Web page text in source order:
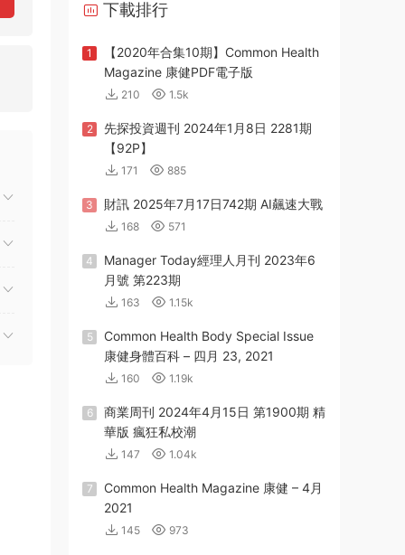
下載排行
1
【2020年合集10期】Common Health
Magazine 康健PDF電子版
210 1.5k
2
先探投資週刊 2024年1月8日 2281期
【92P】
171 885
3 財訊 2025年7月17日742期 AI飆速大戰
168 571
4
Manager Today經理人月刊 2023年6
月號 第223期
163 1.15k
5
Common Health Body Special Issue
康健身體百科 – 四月 23, 2021
160 1.19k
6
商業周刊 2024年4月15日 第1900期 精
華版 瘋狂私校潮
147 1.04k
7
Common Health Magazine 康健 – 4月
2021
145 973